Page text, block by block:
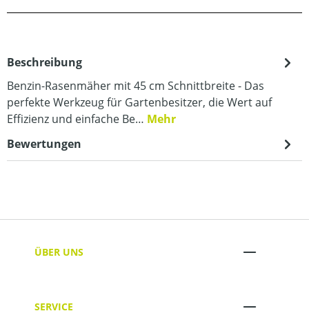
Beschreibung
Benzin-Rasenmäher mit 45 cm Schnittbreite - Das
perfekte Werkzeug für Gartenbesitzer, die Wert auf
Effizienz und einfache Be… Mehr
Bewertungen
ÜBER UNS
SERVICE